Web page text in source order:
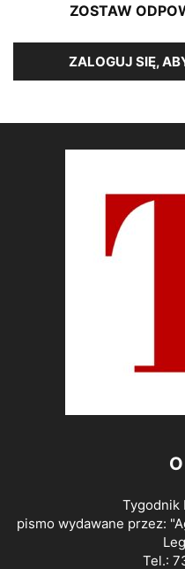
ZOSTAW
ZALOGUJ SIĘ,
Tygodnik
pismo wydawane przez:
Tel.: